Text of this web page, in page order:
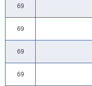
69
69
69
69